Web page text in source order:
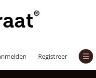
Registreer